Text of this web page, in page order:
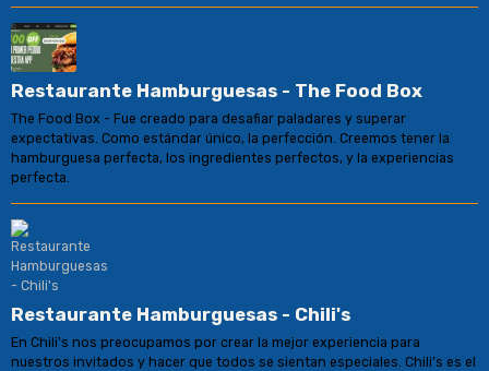
Restaurante Hamburguesas - The Food Box
The Food Box - Fue creado para desafiar paladares y superar
expectativas. Como estándar único, la perfección. Creemos tener la
hamburguesa perfecta, los ingredientes perfectos, y la experiencias
perfecta.
Restaurante Hamburguesas - Chili's
En Chili's nos preocupamos por crear la mejor experiencia para
nuestros invitados y hacer que todos se sientan especiales. Chili’s es el